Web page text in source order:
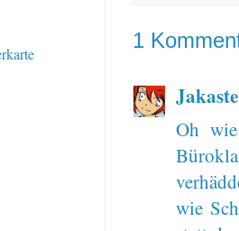
1
Oh
wie